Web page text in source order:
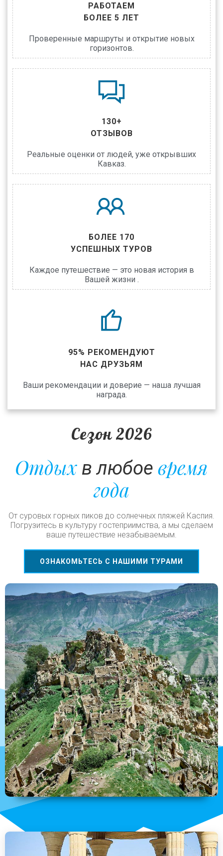
РАБОТАЕМ
БОЛЕЕ 5 ЛЕТ
Проверенные маршруты и открытие новых
горизонтов.
130+
ОТЗЫВОВ
Реальные оценки от людей, уже открывших
Кавказ.
БОЛЕЕ 170
УСПЕШНЫХ ТУРОВ
Каждое путешествие — это новая история в
Вашей жизни .
95% РЕКОМЕНДУЮТ
НАС ДРУЗЬЯМ
Ваши рекомендации и доверие — наша лучшая
награда.
Сезон 2026
Отдых в любое время
года
От суровых горных пиков до солнечных пляжей Каспия.
Погрузитесь в культуру гостеприимства, а мы сделаем
ваше путешествие незабываемым.
ОЗНАКОМЬТЕСЬ С НАШИМИ ТУРАМИ